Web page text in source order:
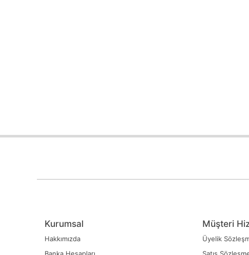
Kurumsal
Hakkımızda
Müşteri
Üyelik